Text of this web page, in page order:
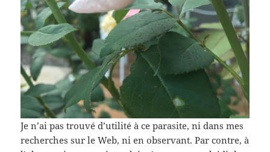
Je n’ai pas trouvé d’utilité à ce parasite, ni dans mes
recherches sur le Web, ni en observant. Par contre, à